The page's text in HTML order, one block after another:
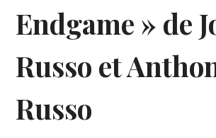
Endgame » de
Russo et
Russo